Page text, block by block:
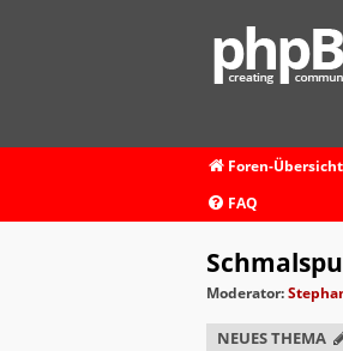
Foren-Übersicht
FAQ
Moderator:
NEUES THEMA